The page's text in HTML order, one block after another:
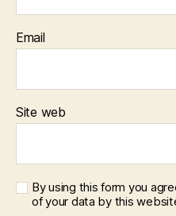
Email
Site web
By using this form you
of your data by this